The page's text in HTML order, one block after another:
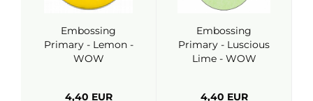
Embossing
Primary - Lemon -
WOW
4,40 EUR
Embossing
Primary - Luscious
Lime - WOW
4,40 EUR